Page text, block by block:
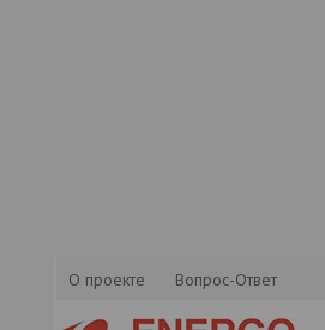
О проекте Вопрос-Ответ